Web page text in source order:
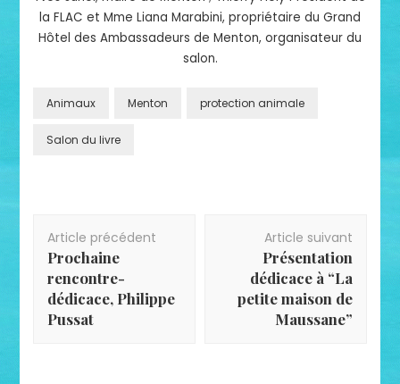
la FLAC et Mme Liana Marabini, propriétaire du Grand
Hôtel des Ambassadeurs de Menton, organisateur du
salon.
Animaux Menton protection animale
Salon du livre
d'article
Article précédent
Prochaine
rencontre-
dédicace, Philippe
Pussat
Article suivant
Présentation
dédicace à “La
petite maison de
Maussane”